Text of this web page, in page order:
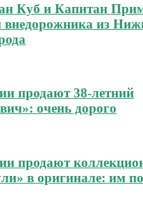
Куб и Капитан
внедорожника из
продают 38-летний
очень дорого
продают
в оригинале: им